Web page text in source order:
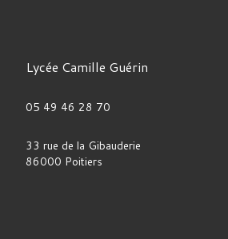
Lycée Camille Guérin
05 49 46 28 70
33 rue de la Gibauderie
86000 Poitiers